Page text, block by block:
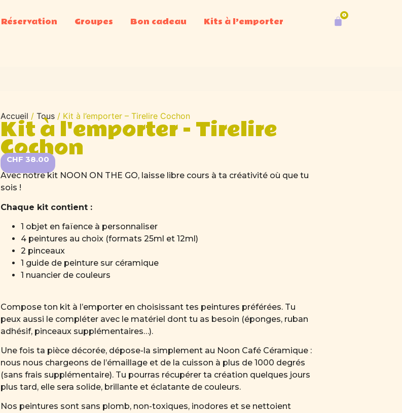
Réservation Groupes Bon cadeau
Kits à l’emporter
Accueil /Tous / Kit à l’emporter – Tirelire Cochon
Kit à l'emporter - Tirelire
Cochon
CHF 38.00
Avec notre kit NOON ON THE GO, laisse libre cours à ta créativité où que tu
sois !
Chaque kit contient :
1 objet en faïence à personnaliser
4 peintures au choix (formats 25ml et 12ml)
2 pinceaux
1 guide de peinture sur céramique
1 nuancier de couleurs
Compose ton kit à l’emporter en choisissant tes peintures préférées. Tu
peux aussi le compléter avec le matériel dont tu as besoin (éponges, ruban
adhésif, pinceaux supplémentaires…).
Une fois ta pièce décorée, dépose-la simplement au Noon Café Céramique :
nous nous chargeons de l’émaillage et de la cuisson à plus de 1000 degrés
(sans frais supplémentaire). Tu pourras récupérer ta création quelques jours
plus tard, elle sera solide, brillante et éclatante de couleurs.
Nos peintures sont sans plomb, non-toxiques, inodores et se nettoient